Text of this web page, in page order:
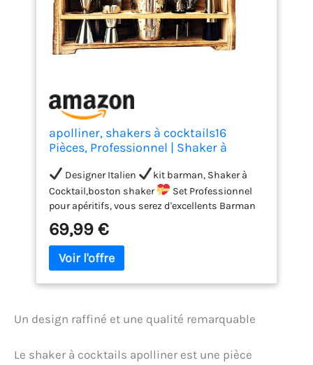
apolliner, shakers à cocktails16
Pièces, Professionnel | Shaker à
Cocktail,Shaker Barman,kit Cocktail |
Service à Cocktail avec Coffret en Bois
précieux.
Designer Italien
kit barman, Shaker à
Cocktail,boston shaker
Set Professionnel
pour apéritifs, vous serez d'excellents Barman
avec
Apolliner
pour Aperol Spritz, coktail,et cocktails sans
alcool et non en cadeau recettes sur notre site,
tout réalisé avec une qualité maximale.
pour cocktail
Apolliner kit, cocktail,Contient
produits shaker dessiné rose fleuri 550 ml,
1spoon,2jigger,1corkscew,1icetong,1strainer2po
coffret cadeau en bois précieux.
Apolliner,
69,99 €
Un design raffiné et une qualité remarquable
Le shaker à cocktails apolliner est une pièce